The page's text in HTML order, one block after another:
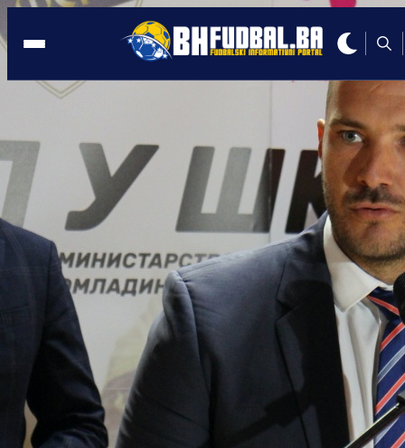
DONACIJA
12:27, 17.02.2022
LIJEPA GESTA: Errea BiH obradovala
korisnike Zavoda 'Drin' u Fojnici
BHFudbal.ba
12:27, 17.02.2022